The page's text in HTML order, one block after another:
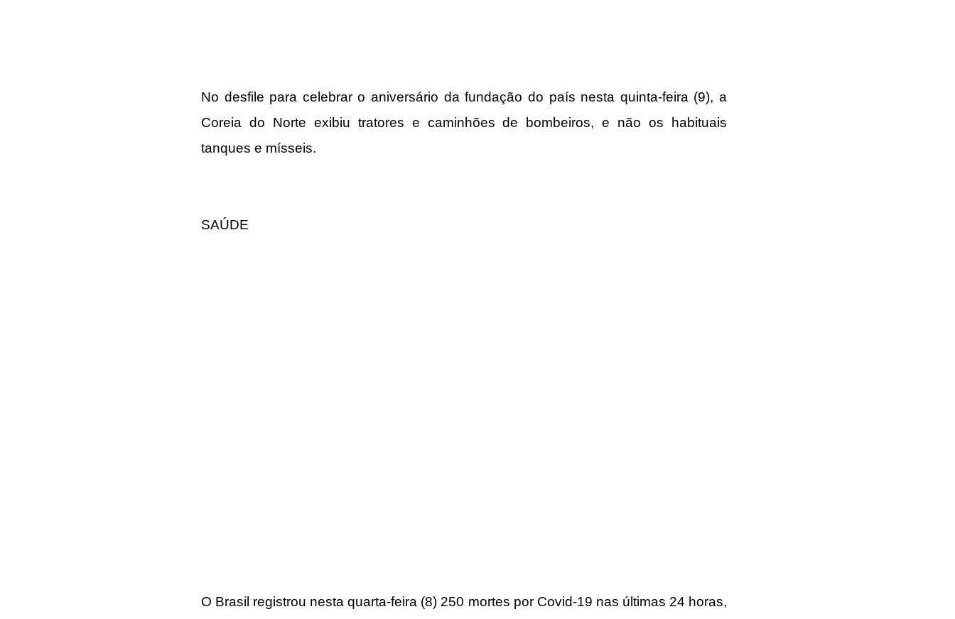
Coreia do Norte
tanques e mísseis.
SAÚDE
O Brasil registrou nesta quarta-feira (8) 250 mortes por Covid-19 nas últimas 24 horas,